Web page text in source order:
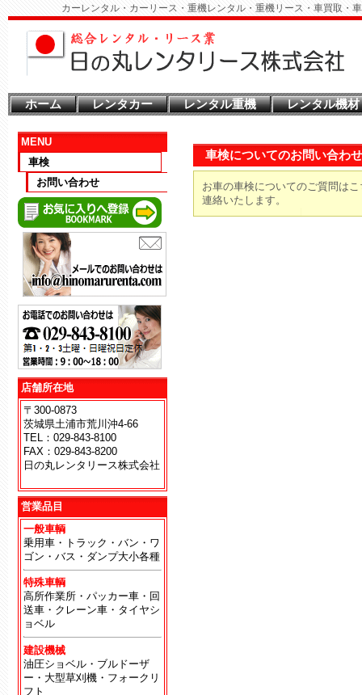
カーレンタル・カーリース・重機レンタル・重機リース・車買取・
ホーム レンタカー レンタル重機 レンタル機材
MENU
車検
お問い合わせ
店舗所在地
〒300-0873
茨城県土浦市荒川沖4-66
TEL：029-843-8100
FAX：029-843-8200
日の丸レンタリース株式会社
営業品目
一般車輌
乗用車・トラック・バン・ワ
ゴン・バス・ダンプ大小各種
特殊車輌
高所作業所・パッカー車・回
送車・クレーン車・タイヤシ
ョベル
建設機械
油圧ショベル・ブルドーザ
ー・大型草刈機・フォークリ
フト
車検についてのお問い合わせ
お車の車検についてのご質問は
連絡いたします。